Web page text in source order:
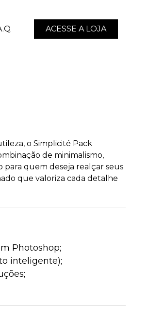
ACESSE A LOJA
o Simplicité Pack
de minimalismo,
para quem deseja realçar seus
que valoriza cada detalhe
Photoshop;
inteligente);